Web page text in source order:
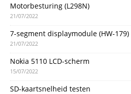
Motorbesturing (L298N)
21/07/2022
7-segment displaymodule (HW-179)
21/07/2022
Nokia 5110 LCD-scherm
15/07/2022
SD-kaartsnelheid testen